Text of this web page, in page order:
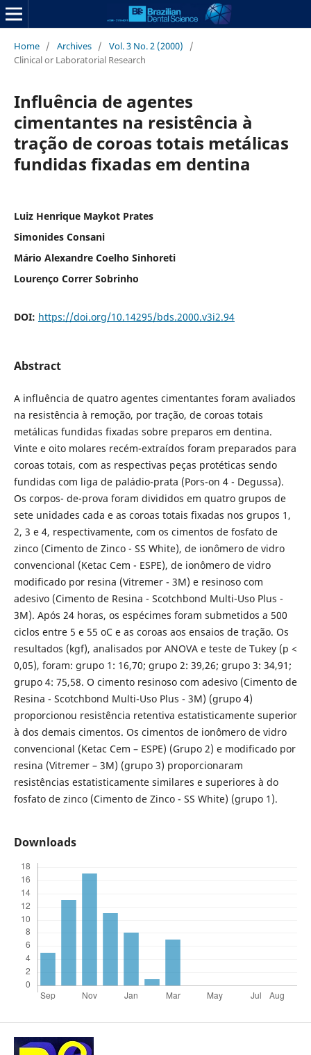
Home / Archives / Vol. 3 No. 2 (2000)
/
Clinical or Laboratorial Research
Influência de agentes
cimentantes na resistência à
tração de coroas totais metálicas
fundidas fixadas em dentina
Luiz Henrique Maykot Prates
Simonides Consani
Mário Alexandre Coelho Sinhoreti
Lourenço Correr Sobrinho
DOI: https://doi.org/10.14295/bds.2000.v3i2.94
Abstract
A influência de quatro agentes cimentantes foram avaliados
na resistência à remoção, por tração, de coroas totais
metálicas fundidas fixadas sobre preparos em dentina.
Vinte e oito molares recém-extraídos foram preparados para
coroas totais, com as respectivas peças protéticas sendo
fundidas com liga de paládio-prata (Pors-on 4 - Degussa).
Os corpos- de-prova foram divididos em quatro grupos de
sete unidades cada e as coroas totais fixadas nos grupos 1,
2, 3 e 4, respectivamente, com os cimentos de fosfato de
zinco (Cimento de Zinco - SS White), de ionômero de vidro
convencional (Ketac Cem - ESPE), de ionômero de vidro
modificado por resina (Vitremer - 3M) e resinoso com
adesivo (Cimento de Resina - Scotchbond Multi-Uso Plus -
3M). Após 24 horas, os espécimes foram submetidos a 500
ciclos entre 5 e 55 oC e as coroas aos ensaios de tração. Os
resultados (kgf), analisados por ANOVA e teste de Tukey (p <
0,05), foram: grupo 1: 16,70; grupo 2: 39,26; grupo 3: 34,91;
grupo 4: 75,58. O cimento resinoso com adesivo (Cimento de
Resina - Scotchbond Multi-Uso Plus - 3M) (grupo 4)
proporcionou resistência retentiva estatisticamente superior
à dos demais cimentos. Os cimentos de ionômero de vidro
convencional (Ketac Cem – ESPE) (Grupo 2) e modificado por
resina (Vitremer – 3M) (grupo 3) proporcionaram
resistências estatisticamente similares e superiores à do
fosfato de zinco (Cimento de Zinco - SS White) (grupo 1).
Downloads